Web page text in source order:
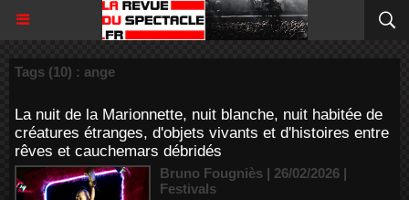
Tags (10) : ange
La nuit de la Marionnette, nuit blanche, nuit habitée de
créatures étranges, d'objets vivants et d'histoires entre
rêves et cauchemars débridés
Bruno Fougniès | 26/02/2026 |
Festivals